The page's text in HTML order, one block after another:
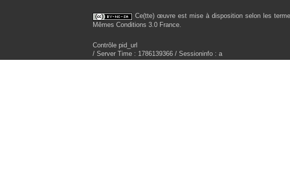
Ce(tte) œuvre est mise à disposition selon les
Mêmes Conditions 3.0 France.
Contrôle pid_url
/ Server Time : 1786139366 / Sessioninfo : a